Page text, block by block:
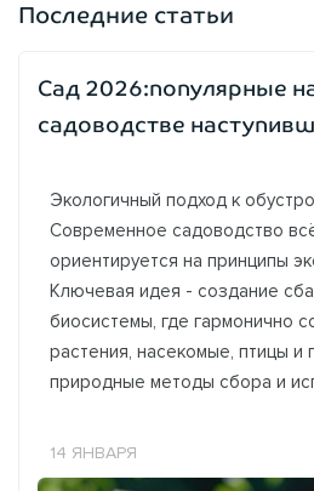
Последние статьи
Сад 2026:популярные
садоводстве
Экологичный подход к
Современное садоводство
ориентируется на принципы
Ключевая идея - создание
биосистемы, где гармонично
растения, насекомые, птицы и
природные методы сбора и
14 ЯНВАРЯ